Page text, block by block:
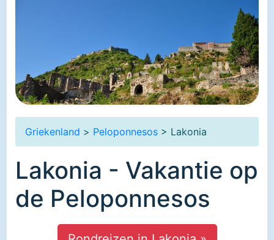
Griekenland > Peloponnesos > Lakonia
Lakonia - Vakantie op
de Peloponnesos